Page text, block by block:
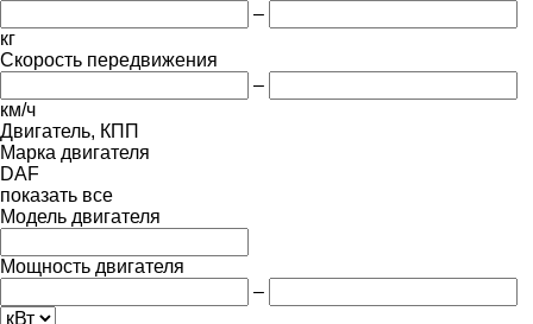
–
кг
Скорость передвижения
–
км/ч
Двигатель, КПП
Марка двигателя
DAF
показать все
Модель двигателя
Мощность двигателя
–